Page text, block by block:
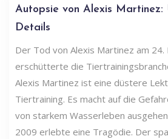
Autopsie von Alexis Martinez:
Details
Der Tod von Alexis Martinez am
erschütterte die
Alexis Martinez ist eine düstere
Tiertraining. Es macht auf die
von starkem Wasserleben
2009 erlebte eine Tragödie. Der